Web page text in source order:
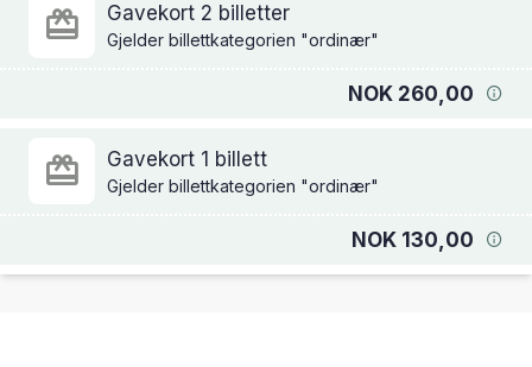
Gavekort 2 billetter
Gjelder billettkategorien "ordinær"
NOK 260,00
Gavekort 1 billett
Gjelder billettkategorien "ordinær"
NOK 130,00